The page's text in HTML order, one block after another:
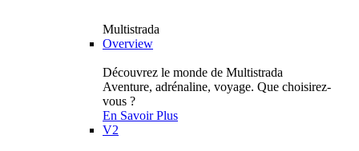
Multistrada
Overview
Découvrez le monde de Multistrada
Aventure, adrénaline, voyage. Que choisirez-
vous ?
En Savoir Plus
V2